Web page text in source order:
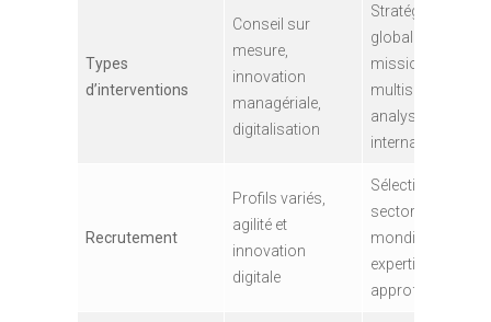
Types
d’interventions
Conseil sur
mesure,
innovation
managériale,
digitalisation
Stratégie
globale,
missions
multisectorielles,
analyses
internationales
Recrutement
Profils variés,
agilité et
innovation
digitale
Sélection
sectorielle
mondiale,
expertise
approfondie